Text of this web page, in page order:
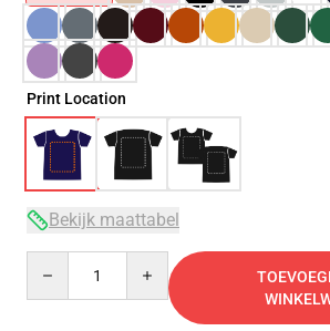
Print Location
Bekijk maattabel